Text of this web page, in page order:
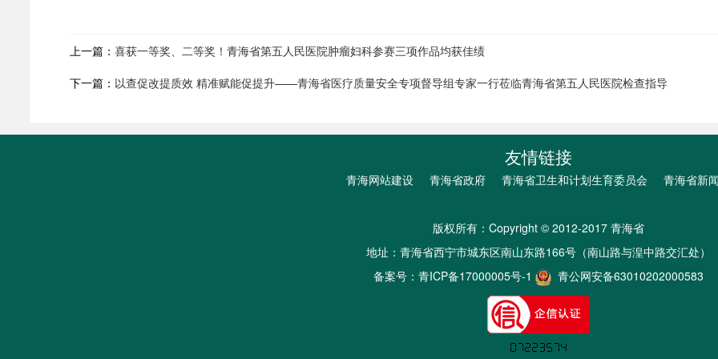
上一篇： 喜获一等奖、二等奖！青海省第五人民医院肿瘤妇科参赛三项作品均获佳绩
下一篇： 以查促改提质效 精准赋能促提升——青海省医疗质量安全专项督导组专家一行莅临青海省第五人民医院检查指导
友情链接
青海网站建设 青海省政府 青海省卫生和计划生育委员会 青海省新
版权所有：Copyright © 2012-2017 青海省
地址：青海省西宁市城东区南山东路166号（南山路与湟中路交汇处）
备案号： 青ICP备17000005号-1 青公网安备63010202000583